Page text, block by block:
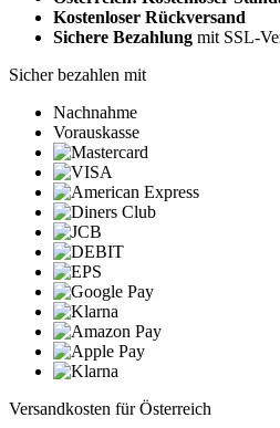
Kostenloser Rückversand
Sichere Bezahlung mit SSL-
Sicher bezahlen mit
Nachnahme
Vorauskasse
Versandkosten für Österreich